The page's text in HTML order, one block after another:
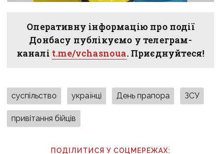
Оперативну інформацію про події
Донбасу публікуємо у телеграм-
каналі t.me/vchasnoua. Приєднуйтеся!
суспільство українці День прапора ЗСУ
привітання бійців
ПОДІЛИТИСЯ У СОЦМЕРЕЖАХ: